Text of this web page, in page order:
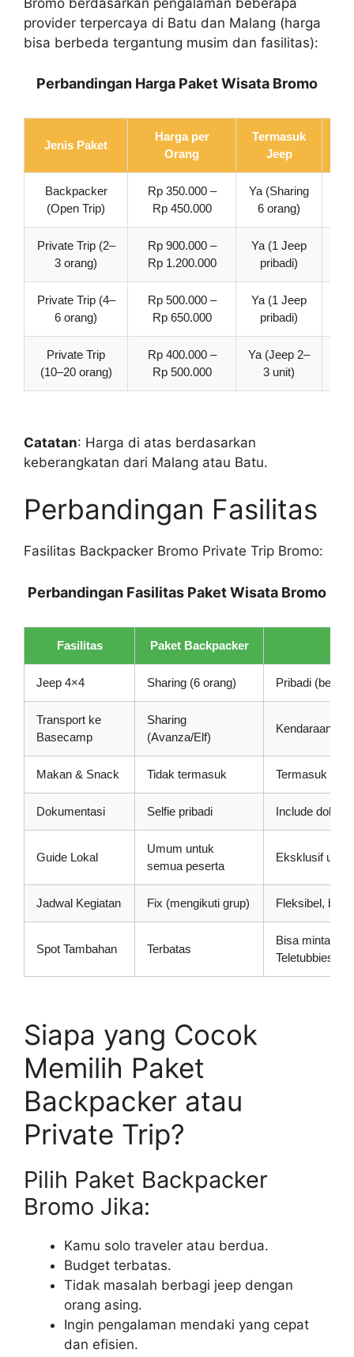
provider terpercaya di Batu dan Malang (harga
bisa berbeda tergantung musim dan fasilitas):
Perbandingan Harga Paket Wisata Bromo
Jenis Paket
Harga per
Orang
Termasuk
Jeep
Backpacker
(Open Trip)
Rp 350.000 –
Rp 450.000
Ya (Sharing
6 orang)
Private Trip (2–
3 orang)
Rp 900.000 –
Rp 1.200.000
Ya (1 Jeep
pribadi)
Private Trip (4–
6 orang)
Rp 500.000 –
Rp 650.000
Ya (1 Jeep
pribadi)
Private Trip
(10–20 orang)
Rp 400.000 –
Rp 500.000
Ya (Jeep 2–
3 unit)
Catatan: Harga di atas berdasarkan
keberangkatan dari Malang atau Batu.
Perbandingan Fasilitas
Fasilitas Backpacker Bromo Private Trip Bromo:
Perbandingan Fasilitas Paket Wisata Bromo
Fasilitas Paket Backpacker
Jeep 4×4 Sharing (6 orang) Pribadi (bebas
Transport ke
Basecamp
Sharing
(Avanza/Elf)
Kendaraan
Makan & Snack Tidak termasuk Termasuk
Dokumentasi Selfie pribadi Include
Guide Lokal
Umum untuk
semua peserta
Eksklusif
Jadwal Kegiatan Fix (mengikuti grup) Fleksibel, bisa
Spot Tambahan Terbatas
Bisa minta
Teletubbies,
Siapa yang Cocok
Memilih Paket
Backpacker atau
Private Trip?
Pilih Paket Backpacker
Bromo Jika:
Kamu solo traveler atau berdua.
Budget terbatas.
Tidak masalah berbagi jeep dengan
orang asing.
Ingin pengalaman mendaki yang cepat
dan efisien.